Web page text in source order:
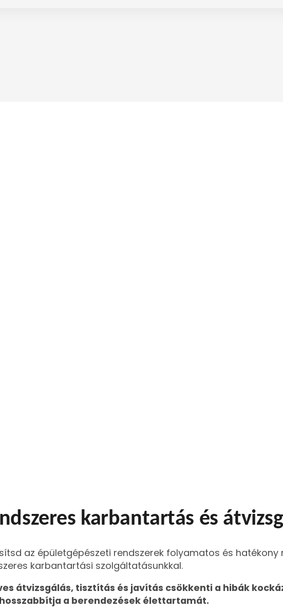
karbantartás és
az épületgépészeti rendszerek folyamatos és hatékony
karbantartási szolgáltatásunkkal.
átvizsgálás, tisztítás és javítás csökkenti a hibák
a berendezések élettartamát.